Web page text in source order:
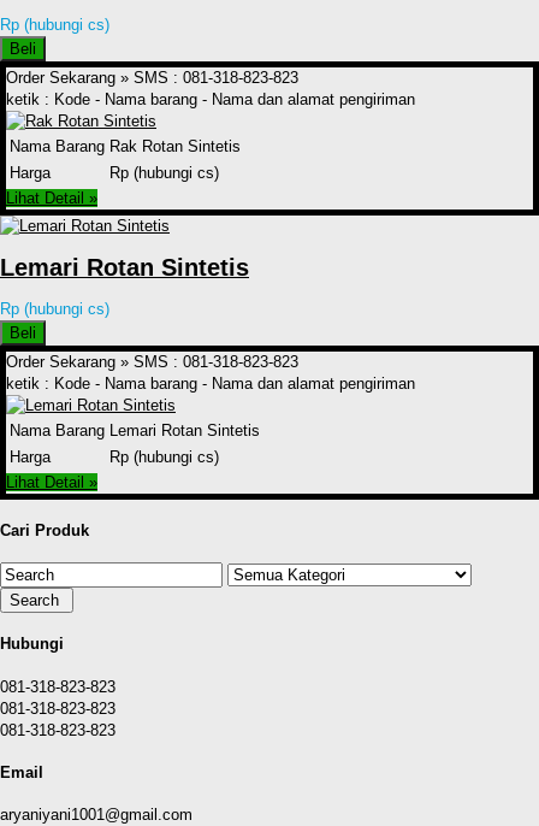
Rp (hubungi cs)
Beli
Order Sekarang » SMS : 081-318-823-823
ketik : Kode - Nama barang - Nama dan alamat pengiriman
Nama Barang Rak Rotan Sintetis
Harga
Rp (hubungi cs)
Lihat Detail »
Lemari Rotan Sintetis
Rp (hubungi cs)
Beli
Order Sekarang » SMS : 081-318-823-823
ketik : Kode - Nama barang - Nama dan alamat pengiriman
Nama Barang Lemari Rotan Sintetis
Harga
Rp (hubungi cs)
Lihat Detail »
Cari Produk
Hubungi
081-318-823-823
081-318-823-823
081-318-823-823
Email
aryaniyani1001@gmail.com